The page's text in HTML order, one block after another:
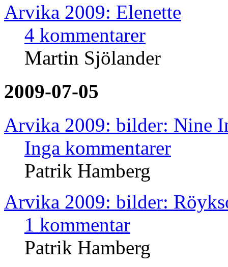
Arvika 2009: Elenette
4 kommentarer
Martin Sjölander
2009-07-05
Arvika 2009: bilder: Nine
Inga kommentarer
Patrik Hamberg
Arvika 2009: bilder:
1 kommentar
Patrik Hamberg